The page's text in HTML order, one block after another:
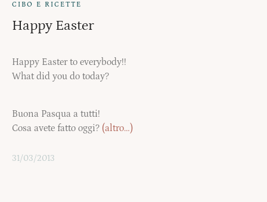
CIBO E RICETTE
Happy Easter
Happy Easter to everybody!!
What did you do today?
Buona Pasqua a tutti!
Cosa avete fatto oggi? (altro…)
31/03/2013